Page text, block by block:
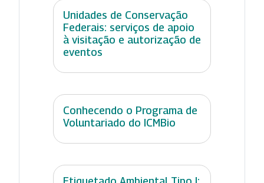
Unidades de Conservação
Federais: serviços de apoio
à visitação e autorização de
eventos
Conhecendo o Programa de
Voluntariado do ICMBio